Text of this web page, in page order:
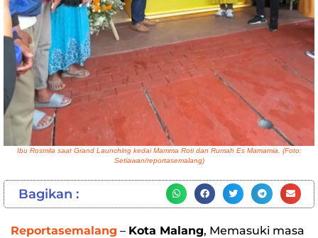
Ibu Rosmila saat Grand Launching kedai Mamma Roti dan Rumah Es Mamamia. (Foto:
Setiawan/reportasemalang)
Bagikan :
Reportasemalang – Kota Malang, Memasuki masa